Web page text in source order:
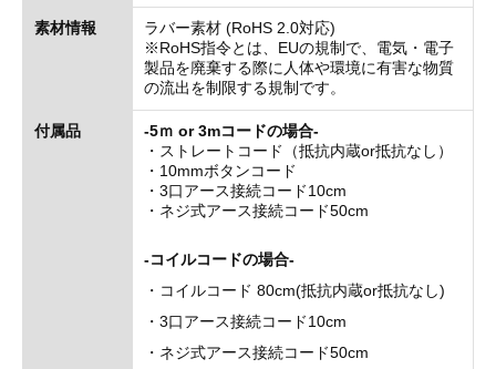
素材情報
ラバー素材 (RoHS 2.0対応)
※RoHS指令とは、EUの規制で、電気・電子
製品を廃棄する際に人体や環境に有害な物質
の流出を制限する規制です。
付属品
-5ｍ or 3mコードの場合-
・ストレートコード（抵抗内蔵or抵抗なし）
・10mmボタンコード
・3口アース接続コード10cm
・ネジ式アース接続コード50cm
-コイルコードの場合-
・コイルコード 80cm(抵抗内蔵or抵抗なし)
・3口アース接続コード10cm
・ネジ式アース接続コード50cm